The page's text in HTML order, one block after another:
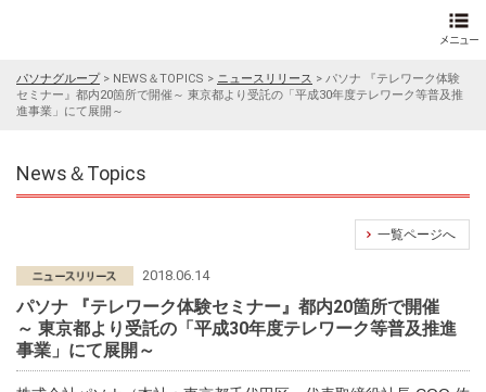
パソナグループ> NEWS＆TOPICS > ニュースリリース > パソナ 『テレワーク体験
セミナー』都内20箇所で開催～ 東京都より受託の「平成30年度テレワーク等普及推
進事業」にて展開～
News＆Topics
一覧ページへ
2018.06.14
パソナ 『テレワーク体験セミナー』都内20箇所で開催
～ 東京都より受託の「平成30年度テレワーク等普及推進
事業」にて展開～